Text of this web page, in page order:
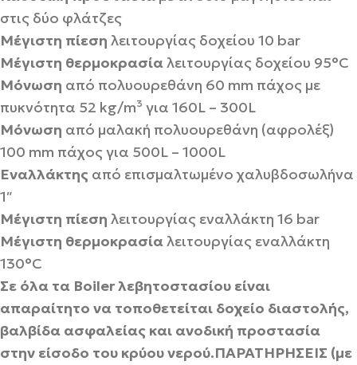
στις δύο φλάτζες
Μέγιστη πίεση λειτουργίας δοχείου 10 bar
Μέγιστη θερμοκρασίαλειτουργίας δοχείου 95°C
Μόνωση από πολυουρεθάνη 60 mm πάχος με
πυκνότητα 52 kg/m³ για 160L – 300L
Μόνωση από μαλακή πολυουρεθάνη (αφρολέξ)
100 mm πάχος για 500L – 1000L
Εναλλάκτης από επισμαλτωμένο χαλυβδοσωλήνα
1″
Μέγιστη πίεση λειτουργίας εναλλάκτη 16 bar
Μέγιστη θερμοκρασίαλειτουργίας εναλλάκτη
130°C
Σε όλα τα Boiler λεβητοστασίου είναι
απαραίτητο να τοποθετείται δοχείο διαστολής,
βαλβίδα ασφαλείας και ανοδική προστασία
στην είσοδο του κρύου νερού.ΠΑΡΑΤΗΡΗΣΕΙΣ (με